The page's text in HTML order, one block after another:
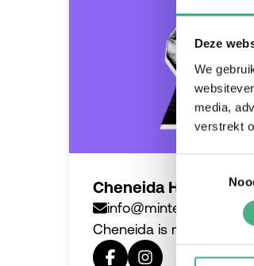
Deze
We
media,
verstrekt
Cheneida
Cheneida is